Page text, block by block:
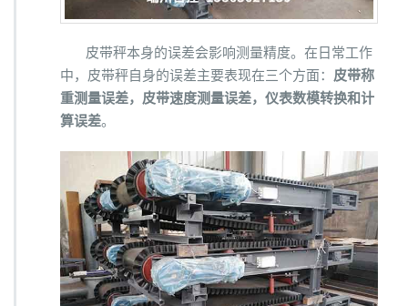
皮带秤本身的误差会影响测量精度。在日常工作
中，皮带秤自身的误差主要表现在三个方面： 皮带称
重测量误差，皮带速度测量误差，仪表数模转换和计
算误差。